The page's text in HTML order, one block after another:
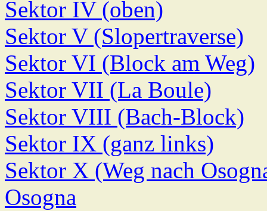
Sektor IV (oben)
Sektor V (Slopertraverse)
Sektor VI (Block am Weg)
Sektor VII (La Boule)
Sektor VIII (Bach-Block)
Sektor IX (ganz links)
Sektor X (Weg nach
Osogna